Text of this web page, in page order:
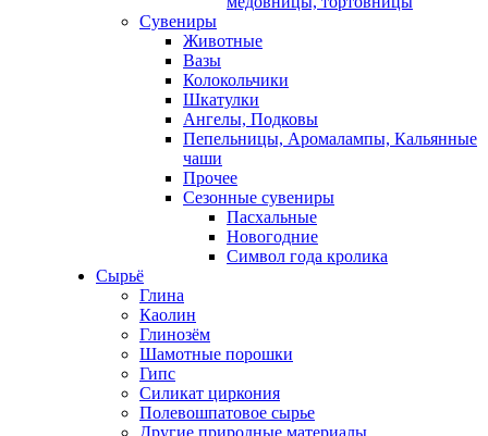
Сувениры
Животные
Вазы
Колокольчики
Шкатулки
Ангелы, Подковы
Пепельницы, Аромалампы, Кальянные
чаши
Прочее
Сезонные сувениры
Пасхальные
Новогодние
Символ года кролика
Сырьё
Глина
Каолин
Глинозём
Шамотные порошки
Гипс
Силикат циркония
Полевошпатовое сырье
Другие природные материалы